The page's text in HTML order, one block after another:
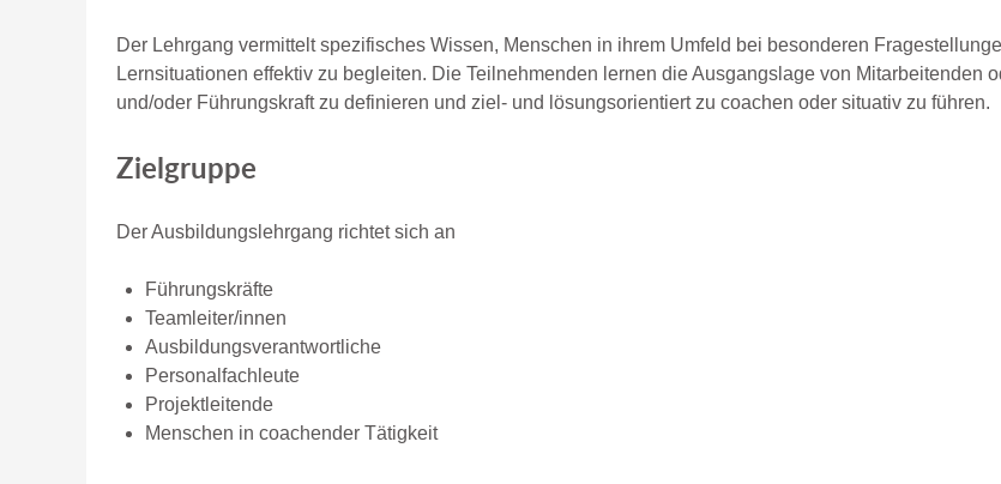
Der Lehrgang vermittelt spezifisches Wissen, Menschen in ihrem Umfeld bei besonderen
Lernsituationen effektiv zu begleiten. Die Teilnehmenden lernen die Ausgangslage von Mitarbeitenden
und/oder Führungskraft zu definieren und ziel- und lösungsorientiert zu coachen oder situativ zu führen.
Zielgruppe
Der Ausbildungslehrgang richtet sich an
Führungskräfte
Teamleiter/innen
Ausbildungsverantwortliche
Personalfachleute
Projektleitende
Menschen in coachender Tätigkeit